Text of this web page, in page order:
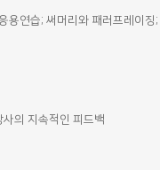
용연습; 써머리와 패러프레이징 ;
사의 지속적인 피드백